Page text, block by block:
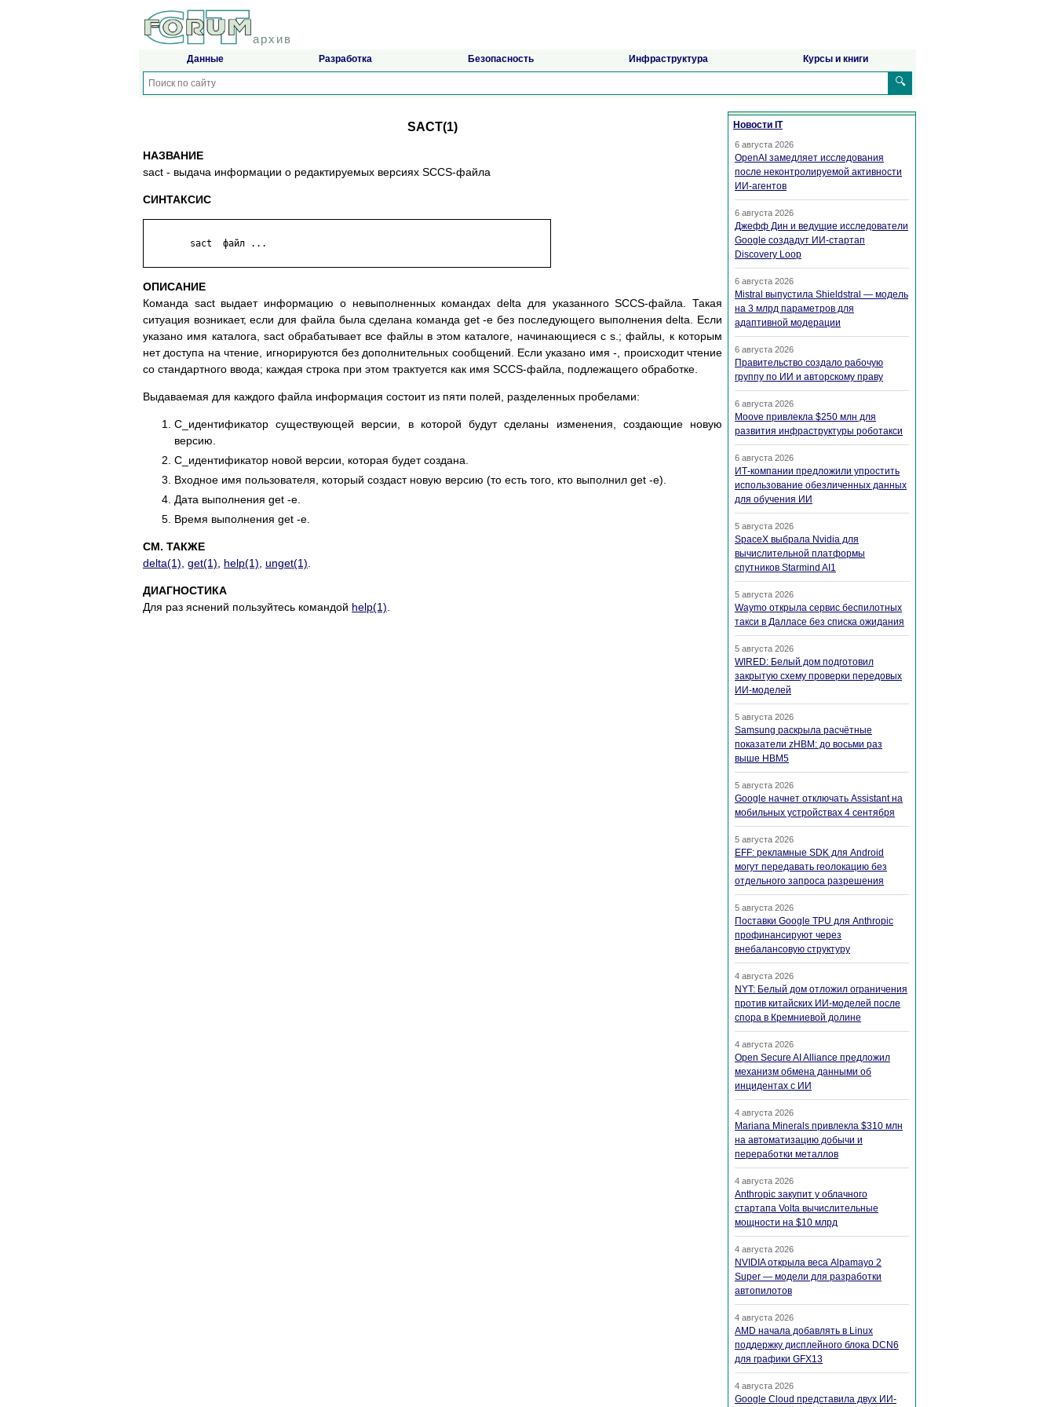
архив
Данные Разработка Безопасность Инфраструктура Курсы и книги
🔍
SACT(1)
НАЗВАНИЕ
sact - выдача информации о редактируемых версиях SCCS-файла
СИНТАКСИС
ОПИСАНИЕ
Команда sact выдает информацию о невыполненных командах delta для указанного SCCS-файла. Такая
ситуация возникает, если для файла была сделана команда get -e без последующего выполнения delta. Если
указано имя каталога, sact обрабатывает все файлы в этом каталоге, начинающиеся с s.; файлы, к которым
нет доступа на чтение, игнорируются без дополнительных сообщений. Если указано имя -, происходит чтение
со стандартного ввода; каждая строка при этом трактуется как имя SCCS-файла, подлежащего обработке.
Выдаваемая для каждого файла информация состоит из пяти полей, разделенных пробелами:
С_идентификатор существующей версии, в которой будут сделаны изменения, создающие новую
версию.
С_идентификатор новой версии, которая будет создана.
Входное имя пользователя, который создаст новую версию (то есть того, кто выполнил get -e).
Дата выполнения get -e.
Время выполнения get -e.
СМ. ТАКЖЕ
delta(1) get(1) help(1) unget(1)
ДИАГНОСТИКА
Для раз яснений пользуйтесь командой help(1)
Новости IT
6 августа 2026
OpenAI замедляет исследования
после неконтролируемой активности
ИИ-агентов
6 августа 2026
Джефф Дин и ведущие исследователи
Google создадут ИИ-стартап
Discovery Loop
6 августа 2026
Mistral выпустила Shieldstral — модель
на 3 млрд параметров для
адаптивной модерации
6 августа 2026
Правительство создало рабочую
группу по ИИ и авторскому праву
6 августа 2026
Moove привлекла $250 млн для
развития инфраструктуры роботакси
6 августа 2026
ИТ-компании предложили упростить
использование обезличенных данных
для обучения ИИ
5 августа 2026
SpaceX выбрала Nvidia для
вычислительной платформы
спутников Starmind AI1
5 августа 2026
Waymo открыла сервис беспилотных
такси в Далласе без списка ожидания
5 августа 2026
WIRED: Белый дом подготовил
закрытую схему проверки передовых
ИИ-моделей
5 августа 2026
Samsung раскрыла расчётные
показатели zHBM: до восьми раз
выше HBM5
5 августа 2026
Google начнет отключать Assistant на
мобильных устройствах 4 сентября
5 августа 2026
EFF: рекламные SDK для Android
могут передавать геолокацию без
отдельного запроса разрешения
5 августа 2026
Поставки Google TPU для Anthropic
профинансируют через
внебалансовую структуру
4 августа 2026
NYT: Белый дом отложил ограничения
против китайских ИИ-моделей после
спора в Кремниевой долине
4 августа 2026
Open Secure AI Alliance предложил
механизм обмена данными об
инцидентах с ИИ
4 августа 2026
Mariana Minerals привлекла $310 млн
на автоматизацию добычи и
переработки металлов
4 августа 2026
Anthropic закупит у облачного
стартапа Volta вычислительные
мощности на $10 млрд
4 августа 2026
NVIDIA открыла веса Alpamayo 2
Super — модели для разработки
автопилотов
4 августа 2026
AMD начала добавлять в Linux
поддержку дисплейного блока DCN6
для графики GFX13
4 августа 2026
Google Cloud представила двух ИИ-